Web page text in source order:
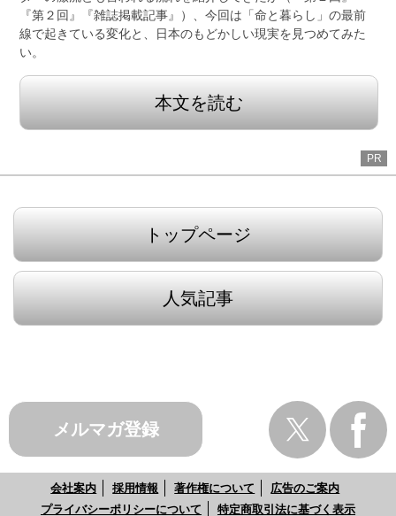
『第２回』『雑誌掲載記事』）、今回は「命と暮らし」の最前
線で起きている変化と、日本のもどかしい現実を見つめてみた
い。
本文を読む
PR
トップページ
人気記事
メルマガ登録
会社案内 採用情報 著作権について
広告のご案内
プライバシーポリシーについて
特定商取引法に基づく表示